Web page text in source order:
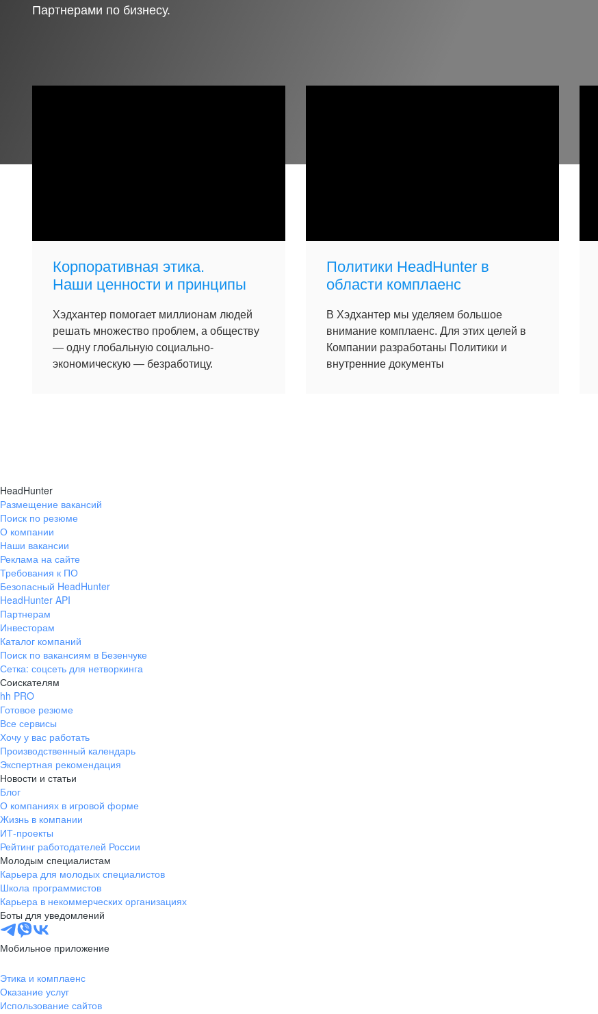
Партнерами по бизнесу.
Корпоративная этика.
Наши ценности и принципы
Хэдхантер помогает миллионам людей
решать множество проблем, а обществу
— одну глобальную социально-
экономическую — безработицу.
Политики HeadHunter в
области комплаенс
В Хэдхантер мы уделяем большое
внимание комплаенс. Для этих целей в
Компании разработаны Политики и
внутренние документы
HeadHunter
Размещение вакансий
Поиск по резюме
О компании
Наши вакансии
Реклама на сайте
Требования к ПО
Безопасный HeadHunter
HeadHunter API
Партнерам
Инвесторам
Каталог компаний
Поиск по вакансиям в Безенчуке
Сетка: соцсеть для нетворкинга
Соискателям
hh PRO
Готовое резюме
Все сервисы
Хочу у вас работать
Производственный календарь
Экспертная рекомендация
Новости и статьи
Блог
О компаниях в игровой форме
Жизнь в компании
ИТ-проекты
Рейтинг работодателей России
Молодым специалистам
Карьера для молодых специалистов
Школа программистов
Карьера в некоммерческих организациях
Боты для уведомлений
Мобильное приложение
Этика и комплаенс
Оказание услуг
Использование сайтов